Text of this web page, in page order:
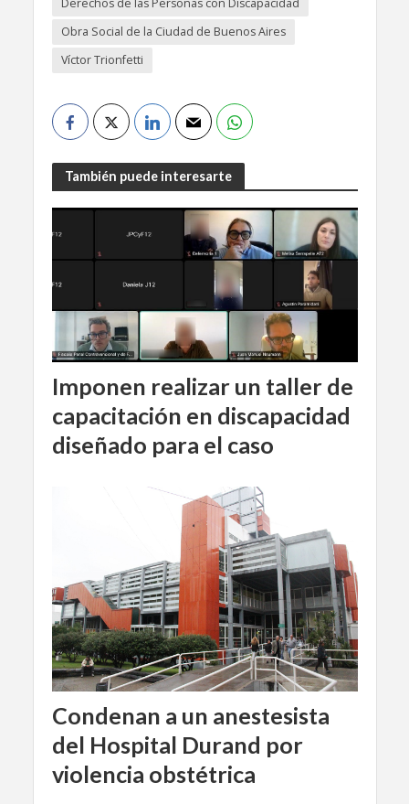
Derechos de las Personas con Discapacidad
Obra Social de la Ciudad de Buenos Aires
Víctor Trionfetti
También puede interesarte
Imponen realizar un taller de
capacitación en discapacidad
diseñado para el caso
Condenan a un anestesista
del Hospital Durand por
violencia obstétrica